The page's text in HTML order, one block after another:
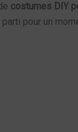
costumes DIY
pour un